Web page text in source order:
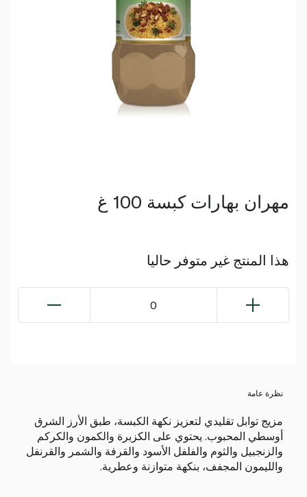
مهران بهارات كبسة 100 غ
هذا المنتج غير متوفر حاليا
0
نظرة عامة
مزيج توابل تقليدي لتعزيز نكهة الكبسة، طبق الأرز الشرق
أوسطي المحبوب. يحتوي على الكزبرة والكمون والكركم
والزنجبيل والثوم والفلفل الأسود والقرفة والشمر والقرنفل
والليمون المجفف، بنكهة متوازنة وعطرية.